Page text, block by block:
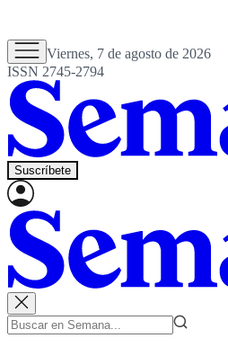
Viernes, 7 de agosto de 2026
ISSN 2745-2794
Suscríbete